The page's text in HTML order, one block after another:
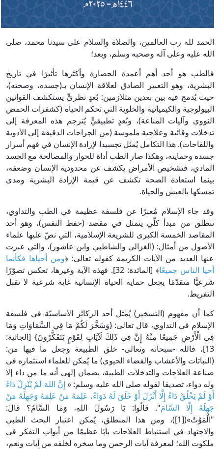
الحمد لله رب العالمين، والصلاة والسلام على سيدنا محمد، صلى
الله عليه وعلى آله وصحبه وسلم، وبعد؛
فالطب هو أحد أهم أعمدة الحضارة وأكثرها تأثيرًا في تاريخ
البشرية، وهو التعبير الصادق لعلاقة الإنسان بـ(جسده، وصحته)،
حيث يُدمج فيه بين بعدين متلازمين: بُعدٍ نظريٍّ يستكشف القوانين
البيولوجية والكيميائية والخلوية التي تحكم الحياة (كشفرات الحمض
النووي وآليات المناعة)، وبُعدٍ تطبيقيٍّ يُترجم هذه المعرفة إلى
تدخلات وقائية وعلاجية ملموسة (من الجراحات الدقيقة إلى الأدوية
واللقاحات). هذا التكامل يُمثل تجسيدا لإرادة الإنسان في فهم أسرار
جسده وحمايته، وهكذا صار الطب أداة للحوار والمصالحة مع الجسد
المادي، فتشخيص الأمراض يكشف عن محدودية الإنسان وضعفه،
بينما استعادة الصحة تكشف عن قيمة الإرادة البشرية ومدى
تمسكها بالعيش والحياة.
وقد جاء الإسلام مُعبرًا عن فلسفة عظيمة في الطب والتداوي،
تنطلق من مبدأ كلّي يتمثل في مقصد (حفظ النفس)، وهو أحد
المقاصد الخمسة الكبرى للشريعة الإسلامية، التي نصّ عليها علماء
الأصول من أمثال: (الغزالي والشاطبي وابن عاشور)، والتي عبرت
عنها العديد من الآيات الكريمة كقوله تعالى: ﴿ومن أحياها فكأنما
أحيا الناس جميعًا
﴾ [المائدة: 32]. فهذه الآية وغيرها، تعكس تصوّرًا
شرعيًّا متقدّمًا يجعل حماية الحياة الإنسانية غاية شرعية لا تقبل
التفريط.
كما أن مفهوم (التسخير) يُمثل أحد الركائز الأساسيّة في فلسفة
الإسلام في التداوي، قال تعالى: {وَسَخَّرَ لَكُمْ مَا فِي السَّمَاوَاتِ وَمَا
فِي الْأَرْضِ جَمِيعًا مِنْهُ إِنَّ فِي ذَلِكَ لَآيَاتٍ لِقَوْمٍ يَتَفَكَّرُونَ} [الجاثية:
13]، فالله -سبحانه وتعالى- خلق الطبيعة وجعل ما فيها من:
(النباتات والأعشاب والفضاء الحيوي) ما يُمكن للعلماء استثماره في
صناعة العلاجات والتدخلات الطبية، بضمان إلهي أنه ما من داء إلا
وله دواء، تصديقا لقوله صلى الله عليه وسلم: «‌إِنَّ ‌اللهَ ‌لَمْ ‌يُنْزِلْ ‌دَاءً
‌أَوْ ‌لَمْ ‌يَخْلُقْ ‌دَاءً ‌إِلَّا ‌أَنْزَلَ ‌أَوْ ‌خَلَقَ ‌لَهُ ‌دَوَاءً، ‌عَلِمَهُ ‌مَنْ ‌عَلِمَهُ ‌وَجَهِلَهُ ‌مَنْ
‌جَهِلَهُ ‌إِلَّا ‌السَّامَ". ‌قَالُوا: ‌يَا ‌رَسُولَ ‌اللهِ، ‌وَمَا ‌السَّامُ؟ ‌قَالَ:
"‌الْمَوْتُ»([1])، ومن هذا المنطلق، يُمكن اعتبار البحث الطبي
والاجتهاد في استنباط العلاجات بابًا عظيمًا من أبواب التفكر في
ملكوت الله؛ لمعرفة آيات الرحمن وما سخره لخلقه من آيات ونعم،